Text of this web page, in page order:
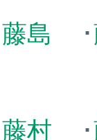
藤島 ･
藤村 ･